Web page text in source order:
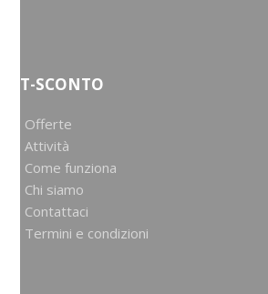
T-SCONTO
Offerte
Attività
Come funziona
Chi siamo
Contattaci
Termini e condizioni